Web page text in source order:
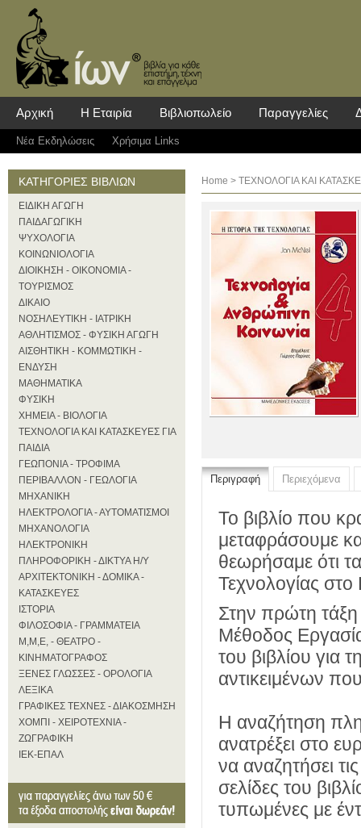
Αρχική Η Εταιρία Βιβλιοπωλείο Παραγγελίες
Νέα Eκδηλώσεις Χρήσιμα Links
ΚΑΤΗΓΟΡΙΕΣ ΒΙΒΛΙΩΝ
ΕΙΔΙΚΗ ΑΓΩΓΗ
ΠΑΙΔΑΓΩΓΙΚΗ
ΨΥΧΟΛΟΓΙΑ
ΚΟΙΝΩΝΙΟΛΟΓΙΑ
ΔΙΟΙΚΗΣΗ - ΟΙΚΟΝΟΜΙΑ -
ΤΟΥΡΙΣΜΟΣ
ΔΙΚΑΙΟ
ΝΟΣΗΛΕΥΤΙΚΗ - ΙΑΤΡΙΚΗ
ΑΘΛΗΤΙΣΜΟΣ - ΦΥΣΙΚΗ ΑΓΩΓΗ
ΑΙΣΘΗΤΙΚΗ - ΚΟΜΜΩΤΙΚΗ -
ΕΝΔΥΣΗ
ΜΑΘΗΜΑΤΙΚΑ
ΦΥΣΙΚΗ
ΧΗΜΕΙΑ - ΒΙΟΛΟΓΙΑ
ΤΕΧΝΟΛΟΓΙΑ ΚΑΙ ΚΑΤΑΣΚΕΥΕΣ ΓΙΑ
ΠΑΙΔΙΑ
ΓΕΩΠΟΝΙΑ - ΤΡΟΦΙΜΑ
ΠΕΡΙΒΑΛΛΟΝ - ΓΕΩΛΟΓΙΑ
ΜΗΧΑΝΙΚΗ
ΗΛΕΚΤΡΟΛΟΓΙΑ - ΑΥΤΟΜΑΤΙΣΜΟΙ
ΜΗΧΑΝΟΛΟΓΙΑ
ΗΛΕΚΤΡΟΝΙΚΗ
ΠΛΗΡΟΦΟΡΙΚΗ - ΔΙΚΤΥΑ Η/Υ
ΑΡΧΙΤΕΚΤΟΝΙΚΗ - ΔΟΜΙΚΑ -
ΚΑΤΑΣΚΕΥΕΣ
ΙΣΤΟΡΙΑ
ΦΙΛΟΣΟΦΙΑ - ΓΡΑΜΜΑΤΕΙΑ
Μ,Μ,Ε, - ΘΕΑΤΡΟ -
ΚΙΝΗΜΑΤΟΓΡΑΦΟΣ
ΞΕΝΕΣ ΓΛΩΣΣΕΣ - ΟΡΟΛΟΓΙΑ
ΛΕΞΙΚΑ
ΓΡΑΦΙΚΕΣ ΤΕΧΝΕΣ - ΔΙΑΚΟΣΜΗΣΗ
ΧΟΜΠΙ - ΧΕΙΡΟΤΕΧΝΙΑ -
ΖΩΓΡΑΦΙΚΗ
ΙΕΚ-ΕΠΑΛ
Home > ΤΕΧΝΟΛΟΓΙΑ ΚΑΙ
Περιγραφή Περιεχόμενα
Το βιβλίο που
μεταφράσουμε
θεωρήσαμε ότι
Τεχνολογίας στο
Στην πρώτη
Μέθοδος
του βιβλίου για
αντικειμένων
Η αναζήτηση
ανατρέξει στο
να αναζητήσει
σελίδες του
τυπωμένες με